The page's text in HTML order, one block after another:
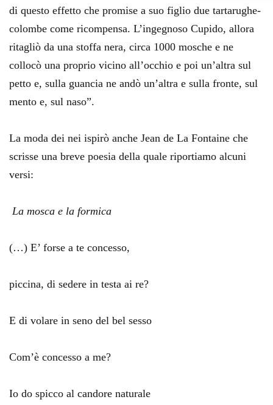
di questo effetto che promise a suo figlio due tartarughe-
colombe come ricompensa. L’ingegnoso Cupido, allora
ritagliò da una stoffa nera, circa 1000 mosche e ne
collocò una proprio vicino all’occhio e poi un’altra sul
petto e, sulla guancia ne andò un’altra e sulla fronte, sul
mento e, sul naso”.
La moda dei nei ispirò anche Jean de La Fontaine che
scrisse una breve poesia della quale riportiamo alcuni
versi:
La mosca e la formica
(…) E’ forse a te concesso,
piccina, di sedere in testa ai re?
E di volare in seno del bel sesso
Com’è concesso a me?
Io do spicco al candore naturale